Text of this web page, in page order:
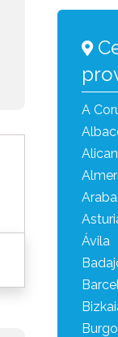
A
Ávila